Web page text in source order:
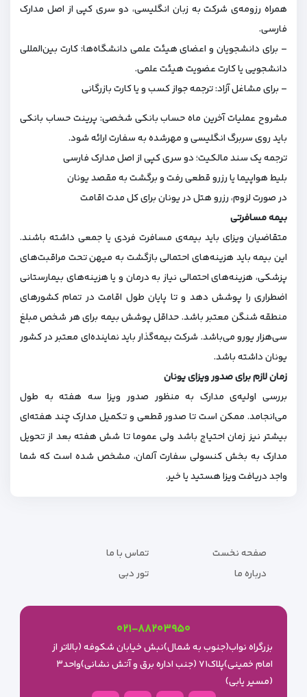
همراه رزومه‌ی شرکت به زبان انگلیسی، دو سری کپی از اصل مدارک
فارسی.
– برای دانشجویان و اعضای هیئت علمی دانشگاه‌ها: کارت بین‌المللی
دانشجویی یا کارت عضویت هیئت علمی.
– برای مشاغل آزاد: ترجمه جواز کسب و یا کارت بازرگانی
مشروح عملیات آخرین ماه حساب بانکی شخصی: پرینت حساب بانکی
باید روی سربرگ انگلیسی و مهرشده به سفارت ارائه شود.
ترجمه‌ یک سند مالکیت؛ دو سری کپی از اصل مدارک فارسی
بلیط هواپیما یا رزرو قطعی رفت و برگشت به مقصد یونان
در صورت لزوم، رزرو هتل در یونان برای کل مدت اقامت
بیمه مسافرتی
متقاضیان ویزای باید بیمه‌ی مسافرت فردی یا جمعی داشته باشند.
این بیمه باید هزینه‌های احتمالی بازگشت به میهن تحت مراقبت‌های
پزشکی، هزینه‌های احتمالی نیاز به درمان و یا هزینه‌های بیمارستانی
اضطراری را پوشش دهد و تا پایان طول اقامت در تمام کشورهای
منطقه شنگن معتبر باشد. حداقل پوشش بیمه برای هر شخص مبلغ
سی‌هزار یورو می‌باشد. شرکت بیمه‌گذار باید نماینده‌ای معتبر در کشور
یونان داشته باشد.
زمان لازم برای صدور ویزای یونان
بررسی اولیه‌ی مدارک به منظور صدور ویزا سه هفته به طول
می‌انجامد. ممکن است تا صدور قطعی و تکمیل مدارک چند هفته‌ای
بیشتر نیز زمان احتیاج باشد ولی عموما تا شش هفته بعد از تحویل
مدارک به بخش کنسولی سفارت آلمان، مشخص شده است که شما
واجد دریافت ویزا هستید یا خیر.
صفحه نخست
درباره ما
تماس با ما
تور دبی
۰۲۱-۸۸۲۰۳۹۵۰
بزرگراه نواب(جنوب به شمال)نبش خیابان شکوفه (بالاتر از
امام خمینی)پلاک۷۱ (جنب اداره برق و آتش نشانی)واحد۳
(مسیر یابی)